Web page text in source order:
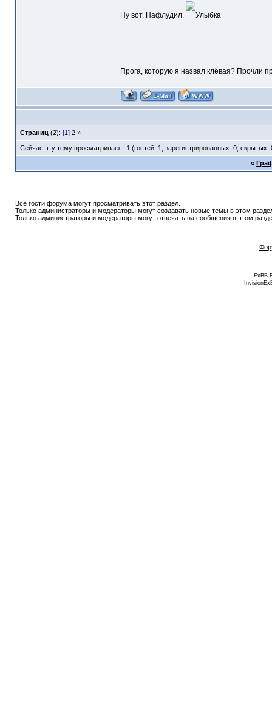
Ну вот. Нафлудил.
Прога, которую я назвал клёвая? Прочли
Страниц (2): [1] 2 »
Сейчас эту тему просматривают: 1 (гостей: 1, зарегистрированных: 0, скрытых:
«
Все гости форума могут просматривать этот раздел.
Только администраторы и модераторы могут создавать новые темы в этом
Только администраторы и модераторы могут отвечать на сообщения в этом
ExBB